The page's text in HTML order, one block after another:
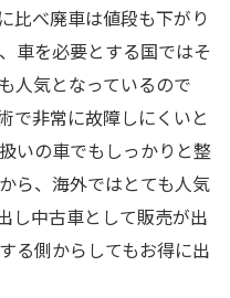
比べ廃車は値段も下がり
車を必要とする国ではそ
人気となっているので
で非常に故障しにくいと
いの車でもしっかりと整
ら、海外ではとても人気
し中古車として販売が出
る側からしてもお得に出